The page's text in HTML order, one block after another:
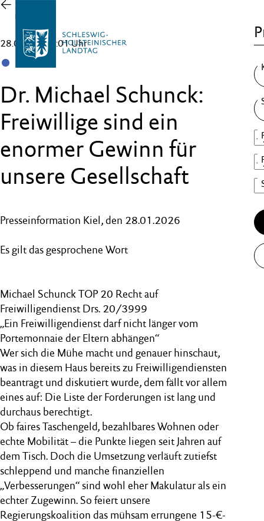
Zur
Übersicht
28.01.26 , 18:01 Uhr
Dr. Michael Schunck:
Freiwillige sind ein
enormer Gewinn für
unsere Gesellschaft
Presseinformation Kiel, den 28.01.2026
Es gilt das gesprochene Wort
Michael Schunck TOP 20 Recht auf
Freiwilligendienst Drs. 20/3999
„Ein Freiwilligendienst darf nicht länger vom
Portemonnaie der Eltern abhängen“
Wer sich die Mühe macht und genauer hinschaut,
was in diesem Haus bereits zu Freiwilligendiensten
beantragt und diskutiert wurde, dem fällt vor allem
eines auf: Die Liste der Forderungen ist lang und
durchaus berechtigt.
Ob faires Taschengeld, bezahlbares Wohnen oder
echte Mobilität – die Punkte liegen seit Jahren auf
dem Tisch. Doch die Umsetzung verläuft zutiefst
schleppend und manche finanziellen
„Verbesserungen“ sind wohl eher Makulatur als ein
echter Zugewinn. So feiert unsere
Regierungskoalition das mühsam errungene 15-€-